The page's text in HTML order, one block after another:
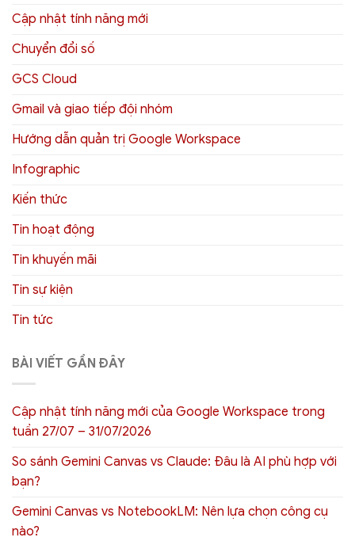
Cập nhật tính năng mới
Chuyển đổi số
GCS Cloud
Gmail và giao tiếp đội nhóm
Hướng dẫn quản trị Google Workspace
Infographic
Kiến thức
Tin hoạt động
Tin khuyến mãi
Tin sự kiện
Tin tức
BÀI VIẾT GẦN ĐÂY
Cập nhật tính năng mới của Google Workspace trong
tuần 27/07 – 31/07/2026
So sánh Gemini Canvas vs Claude: Đâu là AI phù hợp với
bạn?
Gemini Canvas vs NotebookLM: Nên lựa chọn công cụ
nào?